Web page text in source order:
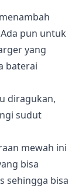
pun untuk
yang
baterai
diragukan,
sudut
mewah ini
bisa
sehingga bisa